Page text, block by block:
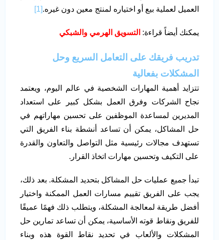
العميل لعملية بيع أو اختياره لمنتج معين دون غيره.[1]
يمكنك أيضاً قراءة: التسويق الهرمي والشبكي
تدريب فريقك على التعامل السريع وحل
المشكلات بفعالية
تتزايد أهمية المهارات الشخصية في عالم اليوم، ويعتمد
نجاح الشركات وفرق العمل بشكل كبير على استعداد
المديرين لمساعدة الموظفين على تحسين مهاراتهم في
حل المشاكل، يمكن أن تساعد أنشطة بناء الفريق التي
تستهدف مجالات رئيسية مثل التواصل والتعاون والقدرة
على التكيف وتحسين مهارات اتخاذ القرار.
تبدأ جميع عمليات حل المشاكل بتحديد المشكلة. بعد ذلك،
يجب على الفريق تقييم مسارات العمل الممكنة واختيار
أفضل طريقة لمعالجة المشكلة، ويتطلب ذلك فهمًا عميقًا
للفريق ونقاط قوته الأساسية، يمكن أن تساعد تمارين حل
المشكلات والألعاب في تحديد نقاط القوة هذه وبناء